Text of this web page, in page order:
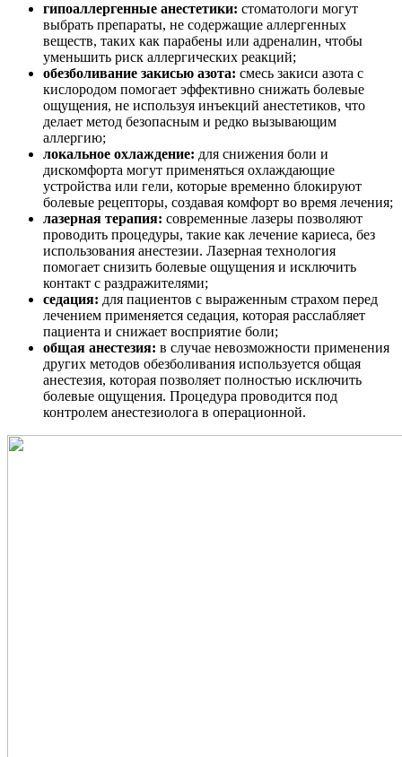
гипоаллергенные анестетики: стоматологи могут
выбрать препараты, не содержащие аллергенных
веществ, таких как парабены или адреналин, чтобы
уменьшить риск аллергических реакций;
обезболивание закисью азота: смесь закиси азота с
кислородом помогает эффективно снижать болевые
ощущения, не используя инъекций анестетиков, что
делает метод безопасным и редко вызывающим
аллергию;
локальное охлаждение: для снижения боли и
дискомфорта могут применяться охлаждающие
устройства или гели, которые временно блокируют
болевые рецепторы, создавая комфорт во время лечения;
лазерная терапия: современные лазеры позволяют
проводить процедуры, такие как лечение кариеса, без
использования анестезии. Лазерная технология
помогает снизить болевые ощущения и исключить
контакт с раздражителями;
седация: для пациентов с выраженным страхом перед
лечением применяется седация, которая расслабляет
пациента и снижает восприятие боли;
общая анестезия: в случае невозможности применения
других методов обезболивания используется общая
анестезия, которая позволяет полностью исключить
болевые ощущения. Процедура проводится под
контролем анестезиолога в операционной.